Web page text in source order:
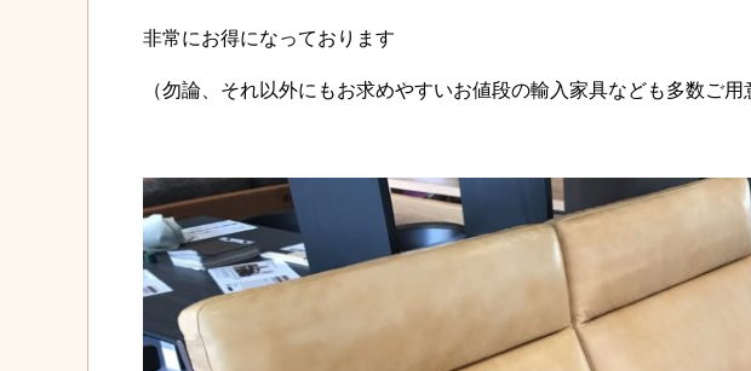
非常にお得になっております
（勿論、それ以外にもお求めやすいお値段の輸入家具なども多数ご用